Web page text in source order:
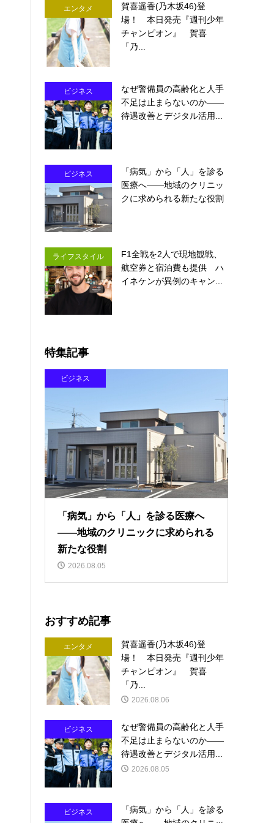
エンタメ
賀喜遥香(乃木坂46)登
場！ 本日発売『週刊少年
チャンピオン』 賀喜
「乃...
ビジネス
なぜ警備員の高齢化と人手
不足は止まらないのか――
待遇改善とデジタル活用...
ビジネス
「病気」から「人」を診る
医療へ――地域のクリニッ
クに求められる新たな役割
ライフスタイル
F1全戦を2人で現地観戦、
航空券と宿泊費も提供 ハ
イネケンが異例のキャン...
特集記事
ビジネス
「病気」から「人」を診る医療へ
――地域のクリニックに求められる
新たな役割
2026.08.05
おすすめ記事
エンタメ
賀喜遥香(乃木坂46)登
場！ 本日発売『週刊少年
チャンピオン』 賀喜
「乃...
2026.08.06
ビジネス
なぜ警備員の高齢化と人手
不足は止まらないのか――
待遇改善とデジタル活用...
2026.08.05
ビジネス
「病気」から「人」を診る